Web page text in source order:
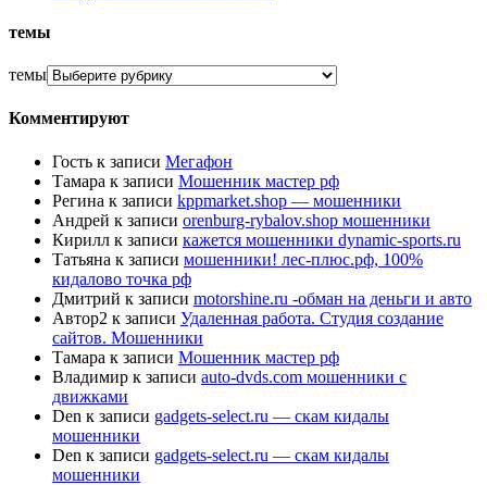
темы
темы
Комментируют
Гость к записи Мегафон
Тамара к записи Мошенник мастер рф
Регина к записи kppmarket.shop — мошенники
Андрей к записи orenburg-rybalov.shop мошенники
Кирилл к записи кажется мошенники dynamic-sports.ru
Татьяна к записи мошенники! лес-плюс.рф, 100%
кидалово точка рф
Дмитрий к записи motorshine.ru -обман на деньги и авто
Автор2 к записи Удаленная работа. Студия создание
сайтов. Мошенники
Тамара к записи Мошенник мастер рф
Владимир к записи auto-dvds.com мошенники с
движками
Den к записи gadgets-select.ru — скам кидалы
мошенники
Den к записи gadgets-select.ru — скам кидалы
мошенники